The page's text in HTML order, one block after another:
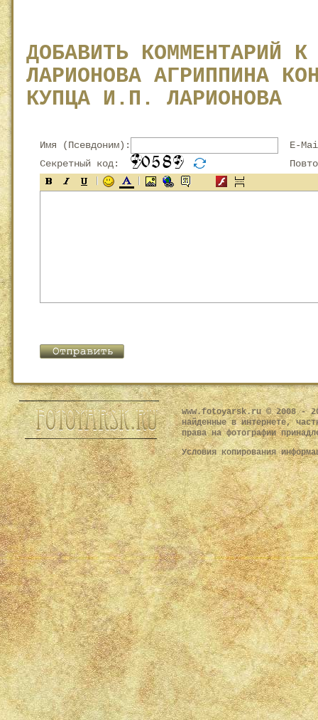
ДОБАВИТЬ КОММЕНТАРИЙ
ЛАРИОНОВА АГРИППИНА
КУПЦА И.П. ЛАРИОНОВА
Имя (Псевдоним):
E-
Секретный код:
www.fotoyarsk.ru © 2008 -
найденные в интернете,
права на фотографии
Условия копирования